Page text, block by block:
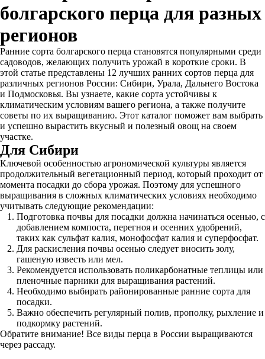
болгарского перца для разных
регионов
Ранние сорта болгарского перца становятся популярными среди
садоводов, желающих получить урожай в короткие сроки. В
этой статье представлены 12 лучших ранних сортов перца для
различных регионов России: Сибири, Урала, Дальнего Востока
и Подмосковья. Вы узнаете, какие сорта устойчивы к
климатическим условиям вашего региона, а также получите
советы по их выращиванию. Этот каталог поможет вам выбрать
и успешно вырастить вкусный и полезный овощ на своем
участке.
Для Сибири
Ключевой особенностью агрономической культуры является
продолжительный вегетационный период, который проходит от
момента посадки до сбора урожая. Поэтому для успешного
выращивания в сложных климатических условиях необходимо
учитывать следующие рекомендации:
Подготовка почвы для посадки должна начинаться осенью, с
добавлением компоста, перегноя и осенних удобрений,
таких как сульфат калия, монофосфат калия и суперфосфат.
Для раскисления почвы осенью следует вносить золу,
гашеную известь или мел.
Рекомендуется использовать поликарбонатные теплицы или
пленочные парники для выращивания растений.
Необходимо выбирать районированные ранние сорта для
посадки.
Важно обеспечить регулярный полив, прополку, рыхление и
подкормку растений.
Обратите внимание! Все виды перца в России выращиваются
через рассаду.